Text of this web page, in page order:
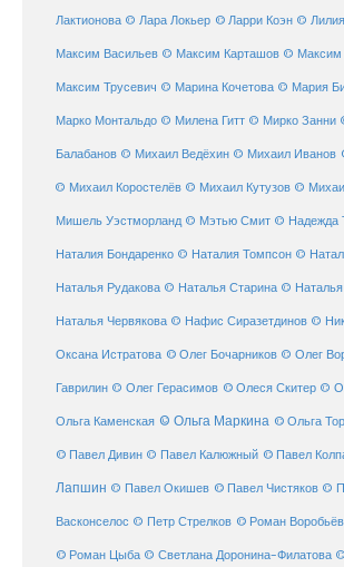
Лактионова © Лара Локьер © Ларри Коэн ©
Максим Васильев © Максим Карташов © Максим
Максим Трусевич © Марина Кочетова © Мария
Марко Монтальдо © Милена Гитт © Мирко Занни
Балабанов © Михаил Ведёхин © Михаил Иванов
© Михаил Коростелёв © Михаил Кутузов ©
Мишель Уэстморланд © Мэтью Смит © Надежда
Наталия Бондаренко © Наталия Томпсон ©
Наталья Рудакова © Наталья Старина ©
Наталья Червякова © Нафис Сиразетдинов ©
Оксана Истратова © Олег Бочарников © Олег
Гаврилин © Олег Герасимов © Олеся Скитер ©
Ольга Каменская © Ольга Маркина © Ольга
© Павел Дивин © Павел Калюжный © Павел
Лапшин © Павел Окишев © Павел Чистяков ©
Васконселос © Петр Стрелков © Роман Воробьёв
© Роман Цыба © Светлана Доронина-Филатова